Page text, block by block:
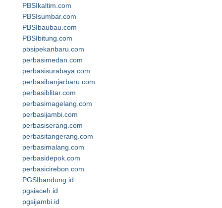
PBSIkaltim.com
PBSIsumbar.com
PBSIbaubau.com
PBSIbitung.com
pbsipekanbaru.com
perbasimedan.com
perbasisurabaya.com
perbasibanjarbaru.com
perbasiblitar.com
perbasimagelang.com
perbasijambi.com
perbasiserang.com
perbasitangerang.com
perbasimalang.com
perbasidepok.com
perbasicirebon.com
PGSIbandung.id
pgsiaceh.id
pgsijambi.id